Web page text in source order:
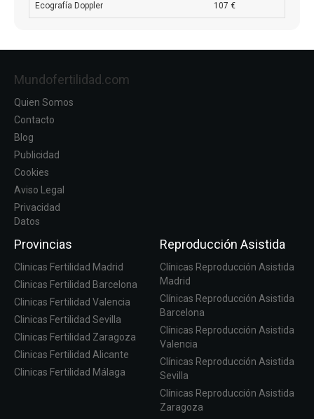
Ecografía Doppler 107 €
Mundofertilidad.com
Quien Somos
Contacto
Blog
Publicidad
Cookies
Aviso Legal
Privacidad
Datos
Provincias
Clinicas Fertilidad Madrid
Clinicas Fertilidad Barcelona
Clinicas Fertilidad Valencia
Clinicas Fertilidad Sevilla
Clinicas Fertilidad Zaragoza
Clinicas Fertilidad Alicante
Clinicas Fertilidad Málaga
Reproducción Asistida
Clínicas Reproducción Asistida
Madrid
Clínicas Reproducción Asistida
Barcelona
Clínicas Reproducción Asistida
Valencia
Clínicas Reproducción Asistida
Sevilla
Clínicas Reproducción Asistida
Zaragoza